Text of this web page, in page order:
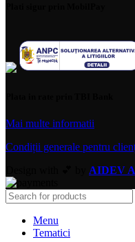
Mai multe informatii
Condiții generale pentru
AIDEV
Menu
Tematici